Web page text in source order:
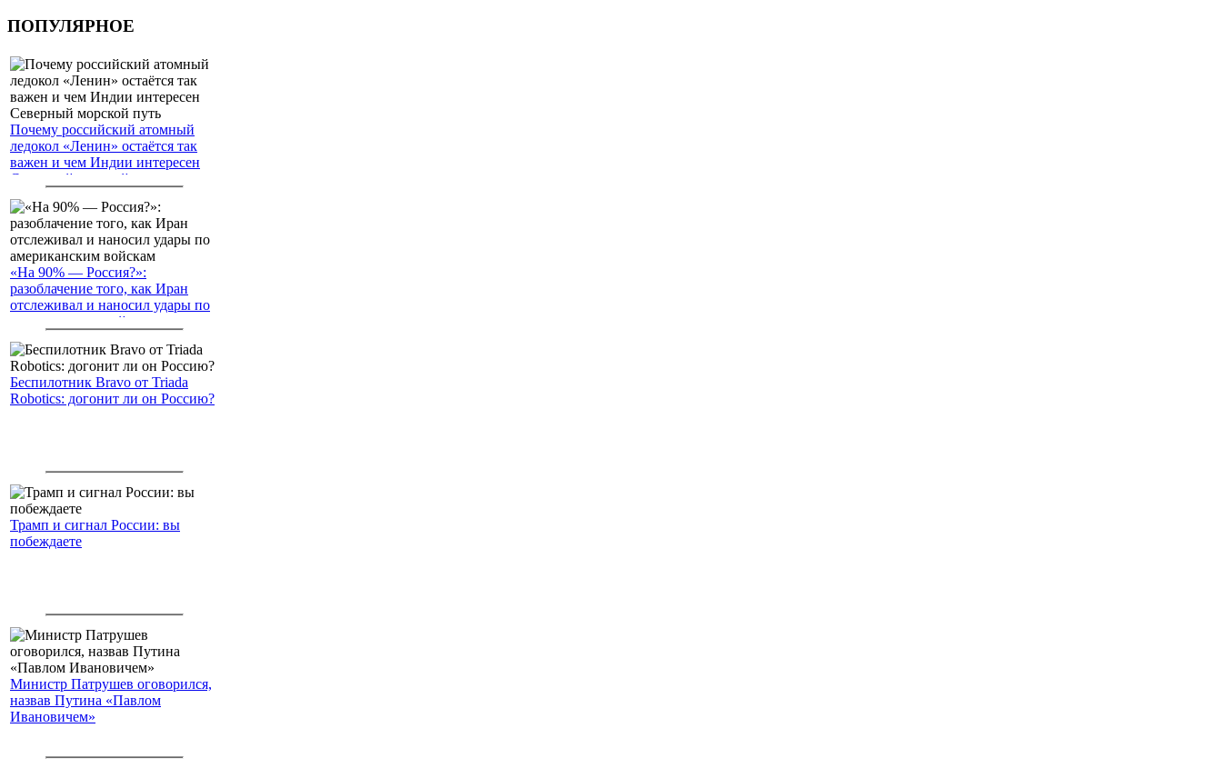
ПОПУЛЯРНОЕ
Почему российский атомный
ледокол «Ленин» остаётся так
важен и чем Индии интересен
Северный морской путь
«На 90% — Россия?»:
разоблачение того, как Иран
отслеживал и наносил удары по
американским войскам
Беспилотник Bravo от Triada
Robotics: догонит ли он Россию?
Трамп и сигнал России: вы
побеждаете
Министр Патрушев оговорился,
назвав Путина «Павлом
Ивановичем»